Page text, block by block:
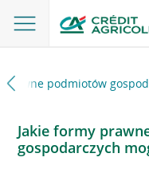
prawne podmiotów
Jakie formy
gospodarczych